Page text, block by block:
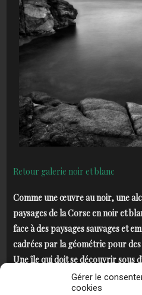
Gérer le
cookies
Retour galerie noir et blanc
Comme une œuvre au noir, une
paysages de la Corse en noir et
face à des paysages sauvages et
cadrées par la géométrie pour
Une île qui doit se découvrir sous
dévoiler par la suite plus
que jamais. Des paysages de la